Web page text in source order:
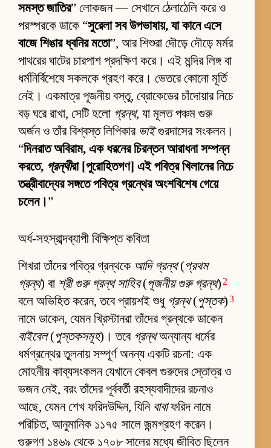
সমস্ত জাতির” লোকজন — সেখানে ঠেলাঠেলি করে ও
পরস্পরকে ডাকে “সুরেলা সব উপভাষায়, যা কানে এসে
বাজে শিঙার ধ্বনির মতো”, আর শিশুরা দৌড়ে দৌড়ে মর্মর
পাথরের ঘাটের চারপাশ প্রদক্ষিণ করে। এই মন্দির লিঙ্গ বা
ধর্মনির্বিশেষে সকলকে গ্রহণ করে। ভেতরে কোনো মূর্তি
নেই। একমাত্র পূজনীয় বস্তু, ব্রোকেডের চাঁদোয়ার নিচে
বড় ঘরে রাখা, সেটি হলো গ্রন্থ, যা মূলত পঞ্চম গুরু
অর্জন ও তাঁর বিশ্বস্ত লিপিকার ভাইগুরদাসের সংকলন।
“দিনরাত অবিরাম, এক ধরনের চিরন্তন আরাধনা সম্পন্ন
করতে, গ্রন্থীরা [পুরোহিতগণ] এই পবিত্র খিলানের নিচে
তন্ত্রীবাদ্যের সঙ্গতে পবিত্র গ্রন্থের অংশবিশেষ গেয়ে
চলেন।”
অর্ধ-সহস্রাব্দব্যাপী বিক্ষিপ্ত কবিতা
শিখরা তাঁদের পবিত্র গ্রন্থকে আদি গ্রন্থ(প্রথম
গ্রন্থ) বা শ্রী গুরু গ্রন্থ সাহিব(পূজনীয় গুরু গ্রন্থ) 2
বলে অভিহিত করেন, তবে প্রায়শই শুধু গ্রন্থ(পুস্তক)3
নামে ডাকেন, যেমন খ্রিস্টানরা তাঁদের গ্রন্থকে ডাকেন
বাইবেল(পুস্তকসমূহ)। তবে গ্রন্থঅন্যান্য ধর্মের
ধর্মগ্রন্থের তুলনায় সম্পূর্ণ অনন্য একটি রচনা: এক
মোহনীয় কাব্যসংকলন যেখানে কেবল গুরুদের স্তোত্র ও
ভজন নেই, বরং তাঁদের পূর্ববর্তী রহস্যবাদীদের রচনাও
আছে, যেমন শেখ ফরিদউদ্দিন, যিনি বাবাফরিদ নামে
পরিচিত, আনুমানিক ১১৭৫ সালে জন্মগ্রহণ করেন।
গুরুগণ ১৪৬৯ থেকে ১৭০৮ সালের মধ্যে জীবিত ছিলেন